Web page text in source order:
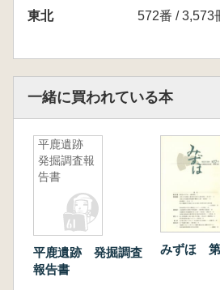
東北
572番 / 3,573
一緒に買われている本
平鹿遺跡
発掘調査報
告書
平鹿遺跡 発掘調査
報告書
みずほ